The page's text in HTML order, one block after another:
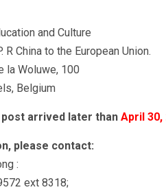
and Culture
R China to the European Union.
la Woluwe, 100
Belgium
arrived later than April 30,
please contact:
:
ext 8318;